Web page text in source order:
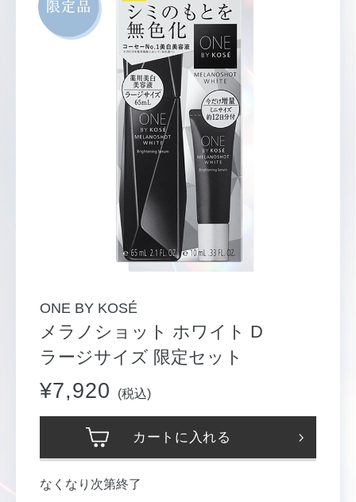
ONE BY KOSÉ
メラノショット ホワイト D
ラージサイズ 限定セット
¥7,920 (税込)
カートに入れる
なくなり次第終了